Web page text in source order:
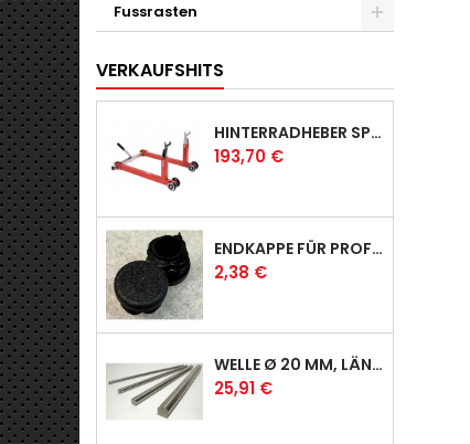
Fussrasten
VERKAUFSHITS
HINTERRADHEBER SPORT MIT KLAUEN-AUFNAHMEN
Preis
193,70 €
ENDKAPPE FÜR PROFI & RACER
Preis
2,38 €
WELLE Ø 20 MM, LÄNGE 390 MM
Preis
25,91 €